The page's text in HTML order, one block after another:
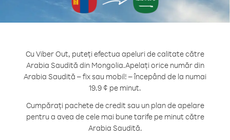
Cu Viber Out, puteți efectua apeluri de calitate către
Arabia Saudită din Mongolia.Apelați orice număr din
Arabia Saudită – fix sau mobil! – începând de la numai
19.9 ¢ pe minut.
Cumpărați pachete de credit sau un plan de apelare
pentru a avea de cele mai bune tarife pe minut către
Arabia Saudită.